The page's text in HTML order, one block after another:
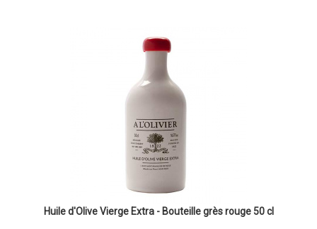
Huile d'Olive Vierge Extra - Bouteille grès rouge 50 cl